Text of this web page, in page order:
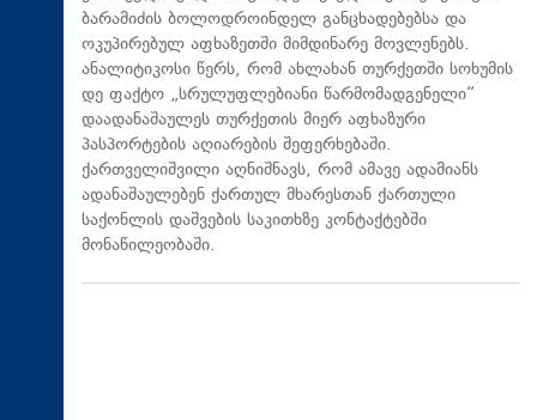
ბარამიძის ბოლოდროინდელ განცხადებებსა და
ოკუპირებულ აფხაზეთში მიმდინარე მოვლენებს.
ანალიტიკოსი წერს, რომ ახლახან თურქეთში სოხუმის
დე ფაქტო „სრულუფლებიანი წარმომადგენელი“
დაადანაშაულეს თურქეთის მიერ აფხაზური
პასპორტების აღიარების შეფერხებაში.
ქართველიშვილი აღნიშნავს, რომ ამავე ადამიანს
ადანაშაულებენ ქართულ მხარესთან ქართული
საქონლის დაშვების საკითხზე კონტაქტებში
მონაწილეობაში.